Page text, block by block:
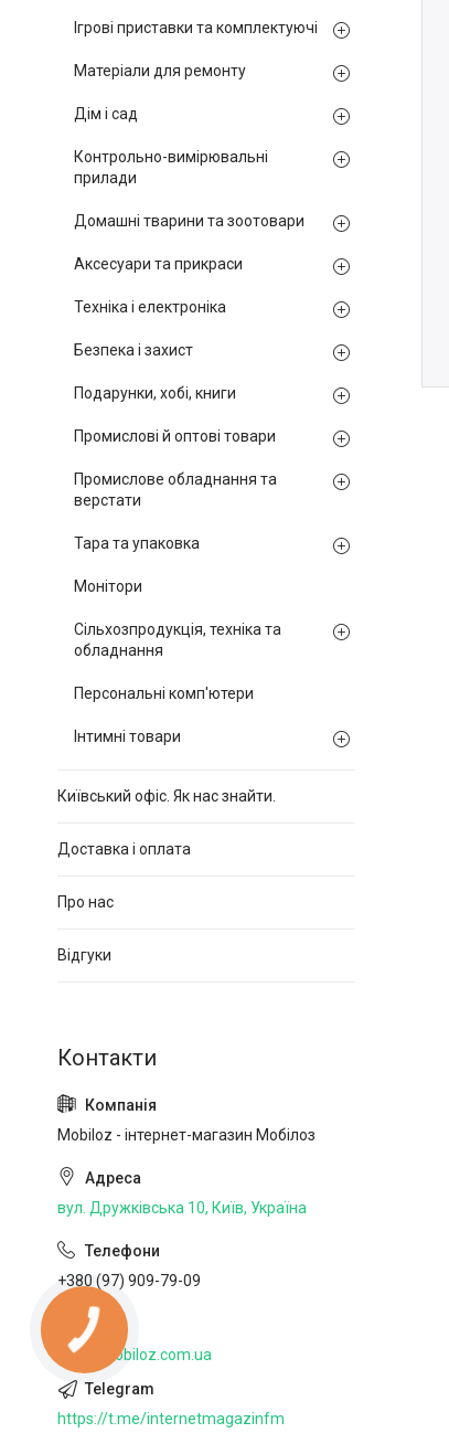
Ігрові приставки та комплектуючі
Матеріали для ремонту
Дім і сад
Контрольно-вимірювальні
прилади
Домашні тварини та зоотовари
Аксесуари та прикраси
Техніка і електроніка
Безпека і захист
Подарунки, хобі, книги
Промислові й оптові товари
Промислове обладнання та
верстати
Тара та упаковка
Монітори
Сільхозпродукція, техніка та
обладнання
Персональні комп'ютери
Інтимні товари
Київський офіс. Як нас знайти.
Доставка і оплата
Про нас
Відгуки
Mobiloz - інтернет-магазин Мобілоз
вул. Дружківська 10, Київ, Україна
+380 (97) 909-79-09
http://mobiloz.com.ua
https://t.me/internetmagazinfm